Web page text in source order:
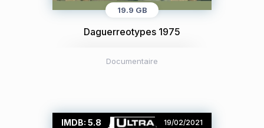
19.9 GB
Daguerreotypes 1975
Documentaire
IMDB: 5.8 19/02/2021